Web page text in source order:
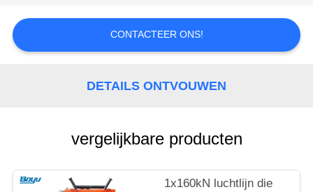
PRIVACY
POLICY
CONTACTEER ONS!
DETAILS ONTVOUWEN
vergelijkbare producten
1x160kN luchtlijn die